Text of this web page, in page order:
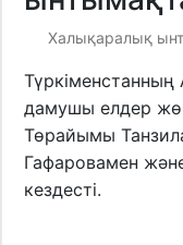
Халықаралық
дамушы елдер
Төрайымы
Гафаровамен
кездесті.